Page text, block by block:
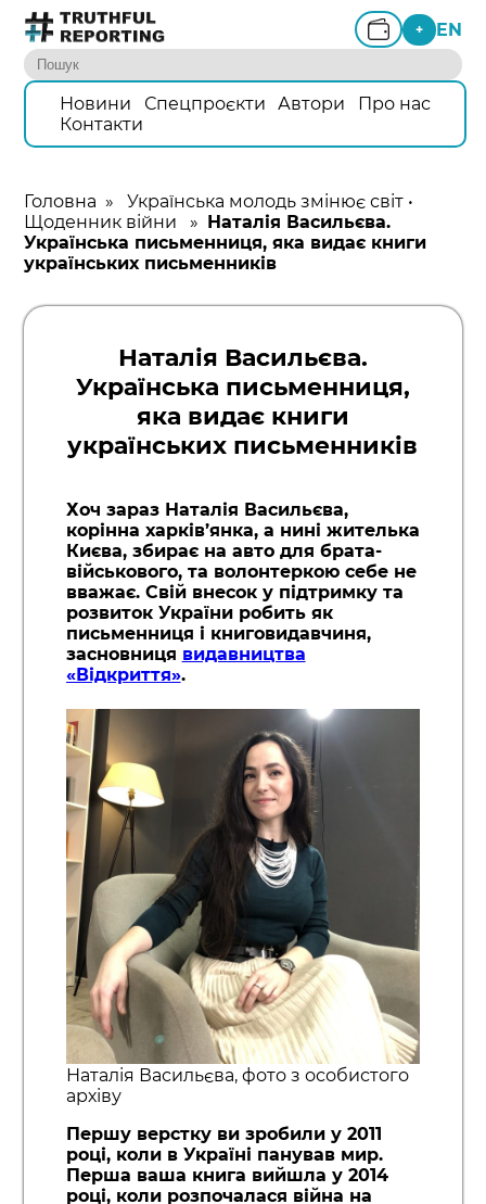
+ EN
Новини Спецпроєкти Автори
Про нас
Контакти
Головна »Українська молодь змінює світ •
Щоденник війни » Наталія Васильєва.
Українська письменниця, яка видає книги
українських письменників
Наталія Васильєва.
Українська письменниця,
яка видає книги
українських письменників
Хоч зараз Наталія Васильєва,
корінна харків’янка, а нині жителька
Києва, збирає на авто для брата-
військового, та волонтеркою себе не
вважає. Свій внесок у підтримку та
розвиток України робить як
письменниця і книговидавчиня,
засновниця видавництва
«Відкриття».
Наталія Васильєва, фото з особистого
архіву
Першу верстку ви зробили у 2011
році, коли в Україні панував мир.
Перша ваша книга вийшла у 2014
році, коли розпочалася війна на